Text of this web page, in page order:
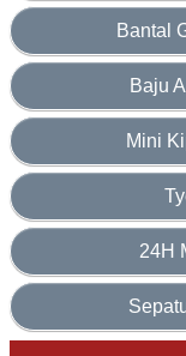
Bantal
Baju
Mini
24H